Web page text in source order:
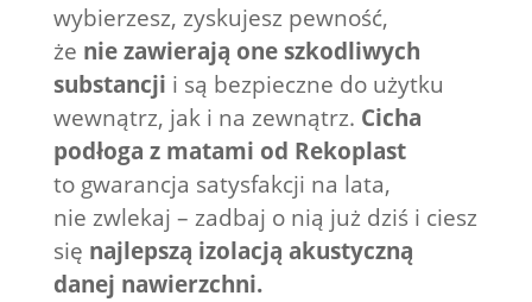
wybierzesz, zyskujesz pewność,
że nie zawierają one szkodliwych
substancji i są bezpieczne do użytku
wewnątrz, jak i na zewnątrz. Cicha
podłoga z matami od Rekoplast
to gwarancja satysfakcji na lata,
nie zwlekaj – zadbaj o nią już dziś i ciesz
się najlepszą izolacją akustyczną
danej nawierzchni.